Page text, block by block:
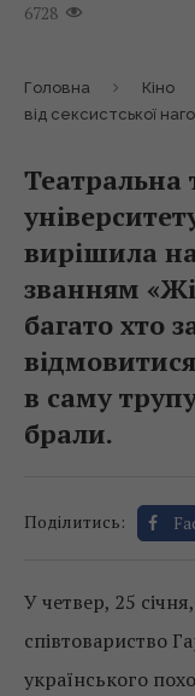
6728
Головна Кіно
від сексистської
Театральна
вирішила
званням
багато хто
в саму
брали.
Поділитись:
У четвер, 25
співтовариство
українського